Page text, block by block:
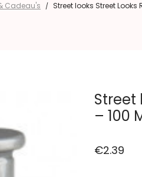
Cadeau's / Street looks Street Looks
Street
– 100
€2.39